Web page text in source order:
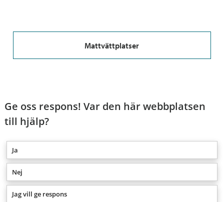
Mattvättplatser
Ge oss respons! Var den här webbplatsen
till hjälp?
Ja
Nej
Jag vill ge respons